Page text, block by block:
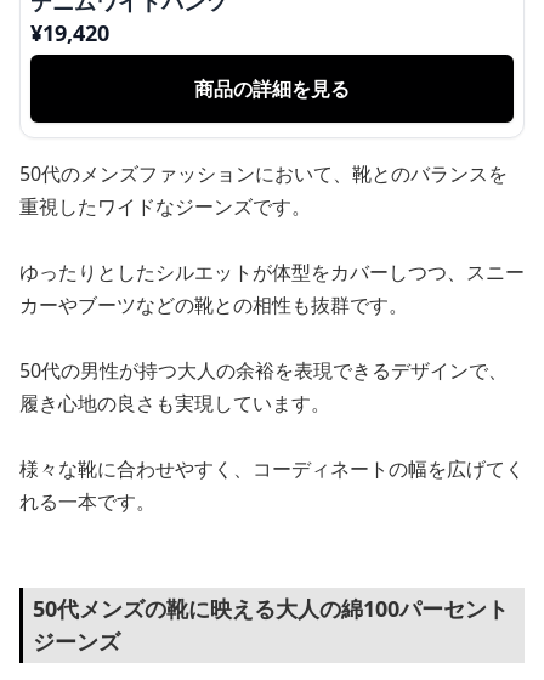
¥19,420
商品の詳細を見る
50代のメンズファッションにおいて、靴とのバランスを
重視したワイドなジーンズです。
ゆったりとしたシルエットが体型をカバーしつつ、スニー
カーやブーツなどの靴との相性も抜群です。
50代の男性が持つ大人の余裕を表現できるデザインで、
履き心地の良さも実現しています。
様々な靴に合わせやすく、コーディネートの幅を広げてく
れる一本です。
50代メンズの靴に映える大人の綿100パーセント
ジーンズ